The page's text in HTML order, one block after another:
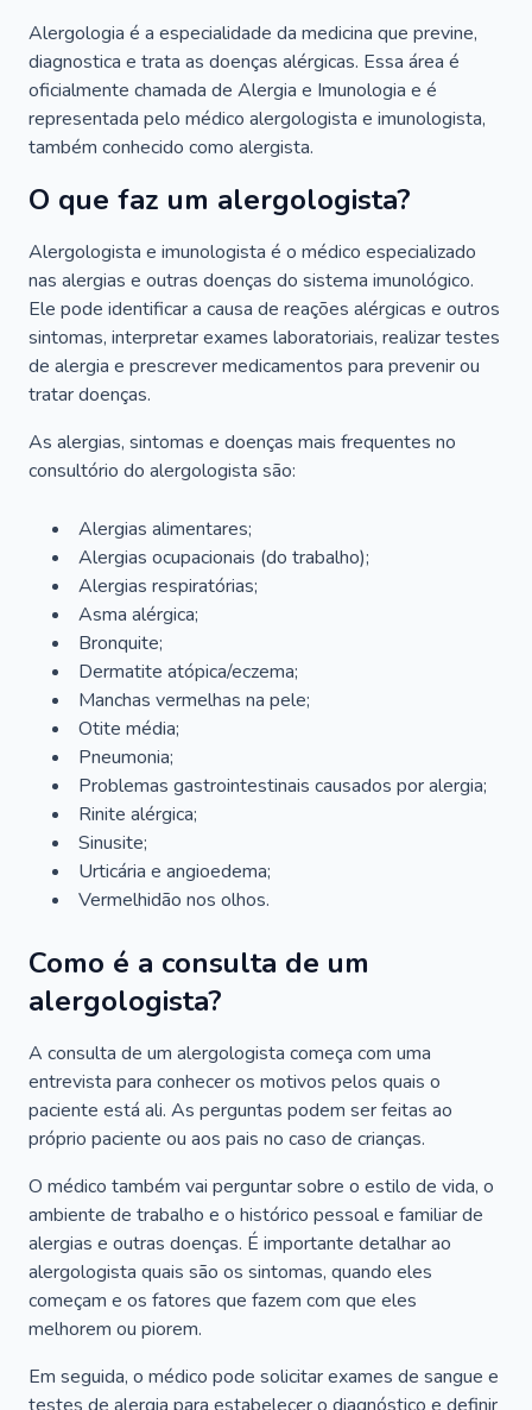
Alergologia é a especialidade da medicina que previne,
diagnostica e trata as doenças alérgicas. Essa área é
oficialmente chamada de Alergia e Imunologia e é
representada pelo médico alergologista e imunologista,
também conhecido como alergista.
O que faz um alergologista?
Alergologista e imunologista é o médico especializado
nas alergias e outras doenças do sistema imunológico.
Ele pode identificar a causa de reações alérgicas e outros
sintomas, interpretar exames laboratoriais, realizar testes
de alergia e prescrever medicamentos para prevenir ou
tratar doenças.
As alergias, sintomas e doenças mais frequentes no
consultório do alergologista são:
Alergias alimentares;
Alergias ocupacionais (do trabalho);
Alergias respiratórias;
Asma alérgica;
Bronquite;
Dermatite atópica/eczema;
Manchas vermelhas na pele;
Otite média;
Pneumonia;
Problemas gastrointestinais causados por alergia;
Rinite alérgica;
Sinusite;
Urticária e angioedema;
Vermelhidão nos olhos.
Como é a consulta de um
alergologista?
A consulta de um alergologista começa com uma
entrevista para conhecer os motivos pelos quais o
paciente está ali. As perguntas podem ser feitas ao
próprio paciente ou aos pais no caso de crianças.
O médico também vai perguntar sobre o estilo de vida, o
ambiente de trabalho e o histórico pessoal e familiar de
alergias e outras doenças. É importante detalhar ao
alergologista quais são os sintomas, quando eles
começam e os fatores que fazem com que eles
melhorem ou piorem.
Em seguida, o médico pode solicitar exames de sangue e